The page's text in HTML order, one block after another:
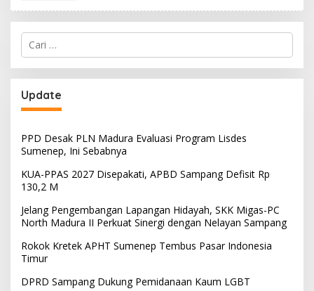
Cari
untuk:
Update
PPD Desak PLN Madura Evaluasi Program Lisdes
Sumenep, Ini Sebabnya
KUA-PPAS 2027 Disepakati, APBD Sampang Defisit Rp
130,2 M
Jelang Pengembangan Lapangan Hidayah, SKK Migas-PC
North Madura II Perkuat Sinergi dengan Nelayan Sampang
Rokok Kretek APHT Sumenep Tembus Pasar Indonesia
Timur
DPRD Sampang Dukung Pemidanaan Kaum LGBT